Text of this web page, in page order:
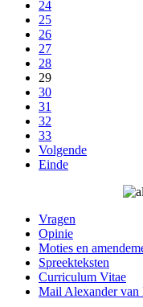
24
25
26
27
28
29
30
31
32
33
Volgende
Einde
Vragen
Opinie
Moties en
Spreekteksten
Curriculum Vitae
Mail Alexander van